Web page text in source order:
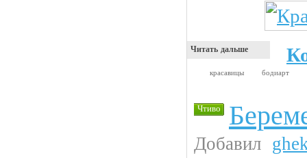
Читать дальше
красавицы бодиарт
Чтиво
Добавил